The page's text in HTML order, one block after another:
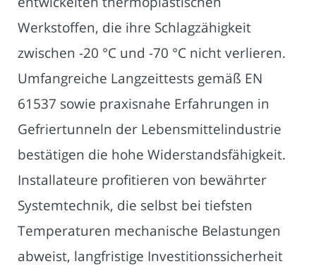
Werkstoffen, die ihre Schlagzähigkeit
zwischen -20 °C und -70 °C nicht verlieren.
Umfangreiche Langzeittests gemäß EN
61537 sowie praxisnahe Erfahrungen in
Gefriertunneln der Lebensmittelindustrie
bestätigen die hohe Widerstandsfähigkeit.
Installateure profitieren von bewährter
Systemtechnik, die selbst bei tiefsten
Temperaturen mechanische Belastungen
abweist, langfristige Investitionssicherheit